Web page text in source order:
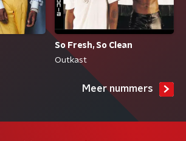
So Fresh, So Clean
Outkast
Meer nummers